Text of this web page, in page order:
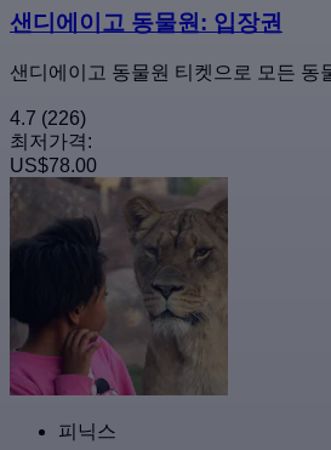
샌디에이고 동물원: 입장권
샌디에이고 동물원 티켓으로 모든 동
4.7 (226)
최저가격:
US$78.00
피닉스